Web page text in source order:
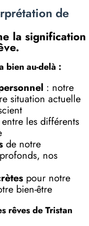
de
la signification
bien au-delà :
: notre
situation actuelle
les différents
de notre
nos
pour notre
bien-être
rêves de Tristan